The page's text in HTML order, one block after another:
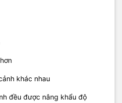
khác nhau
đều được nâng khẩu độ